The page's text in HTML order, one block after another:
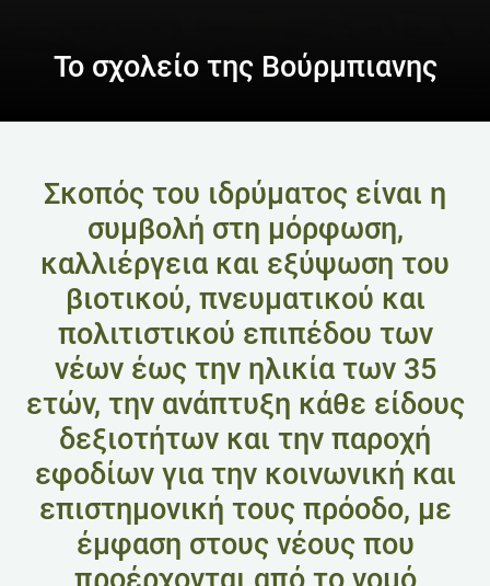
Σκοπός του ιδρύματος είναι η
συμβολή στη μόρφωση,
καλλιέργεια και εξύψωση του
βιοτικού, πνευματικού και
πολιτιστικού επιπέδου των
νέων έως την ηλικία των 35
ετών, την ανάπτυξη κάθε είδους
δεξιοτήτων και την παροχή
εφοδίων για την κοινωνική και
επιστημονική τους πρόοδο, με
έμφαση στους νέους που
προέρχονται από το νομό